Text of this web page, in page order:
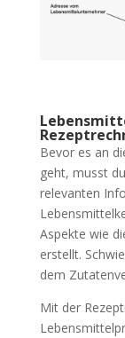
Bevor es an
geht, musst
relevanten
Aspekte wie
erstellt.
dem
Mit der